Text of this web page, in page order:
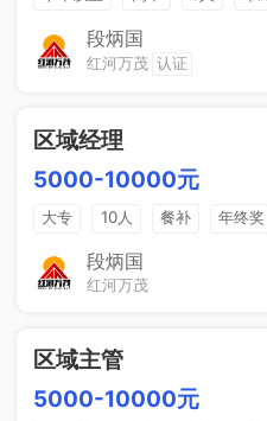
销售奖金
综合补贴
段炳国
红河万茂 认证
区域经理
5000-10000元
大专 10人 餐补 年终奖
晋升空间
节日福利
段炳国
红河万茂
区域主管
5000-10000元